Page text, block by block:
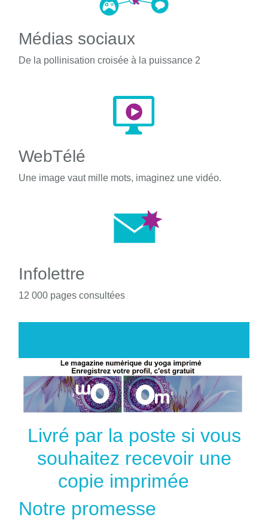
Médias sociaux
De la pollinisation croisée à la puissance 2
WebTélé
Une image vaut mille mots, imaginez une vidéo.
Infolettre
12 000 pages consultées
Livré par la poste si vous
souhaitez recevoir une
copie imprimée
Notre promesse